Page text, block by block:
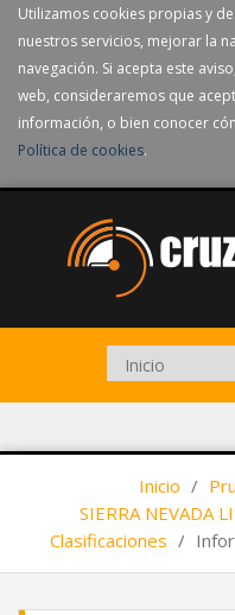
Utilizamos cookies propias y
nuestros servicios, mejorar la
navegación. Si acepta este
web, consideraremos que
información, o bien conocer
Política de cookies.
Inicio /
SIERRA NEVADA
Clasificaciones /